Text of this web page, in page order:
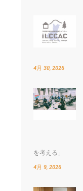
4月 30, 2026
を考える」
4月 9, 2026